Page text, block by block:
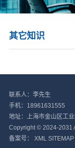
其它知识
联系人：李先生
手机：18961631555
地址：上海市金山区工业
Copyright © 2024-2031
备案号：
XML SITEMAP